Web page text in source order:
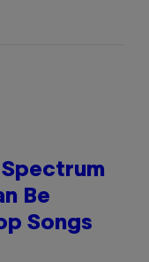
Be
Songs